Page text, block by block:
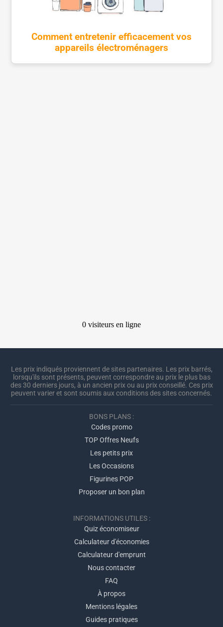
Comment entretenir efficacement vos
appareils électroménagers
Les prix indiqués proviennent de sites partenaires. Les prix barrés,
lorsqu'ils sont présents, peuvent correspondre au prix le plus bas
des 30 derniers jours, à un ancien prix ou au prix conseillé. Ces prix
peuvent varier et sont soumis aux conditions des sites concernés.
BONS PLANS :
Codes promo
TOP Offres Neufs
Les petits prix
Les Occasions
Figurines POP
Proposer un bon plan
INFORMATIONS UTILES :
Quiz économiseur
Calculateur d'économies
Calculateur d'emprunt
Nous contacter
FAQ
À propos
Mentions légales
Guides pratiques